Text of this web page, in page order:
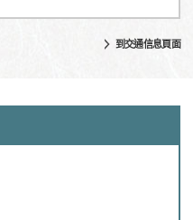
到交通信息頁面